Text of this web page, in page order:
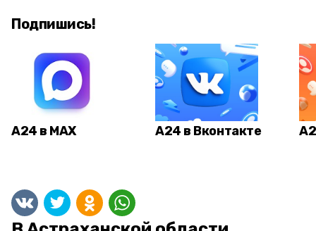
Подпишись!
А24 в MAX А24 в Вконтакте